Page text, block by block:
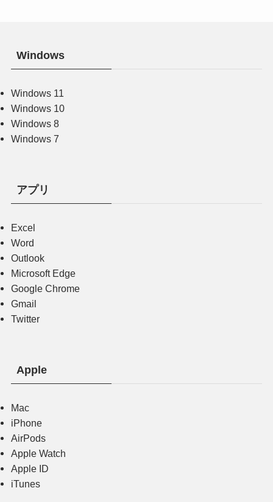
Windows
Windows 11
Windows 10
Windows 8
Windows 7
アプリ
Excel
Word
Outlook
Microsoft Edge
Google Chrome
Gmail
Twitter
Apple
Mac
iPhone
AirPods
Apple Watch
Apple ID
iTunes